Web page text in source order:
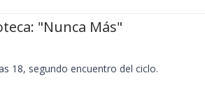
"Nunca Más"
18, segundo encuentro del ciclo.